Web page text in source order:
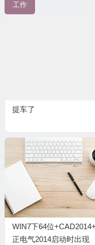
工作
提车了
WIN7下64位
正电气2014启动时出现